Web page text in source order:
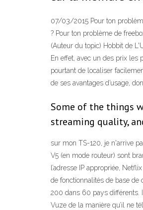
07/03/2015 Pour ton
? Pour ton problème de
(Auteur du topic) Hobbit de
En effet, avec un des prix
pourtant de localiser
de ses avantages d’usage,
Some of the things
streaming quality,
sur mon TS-120, je n'arrive
V5 (en mode routeur) sont
l’adresse IP appropriée,
de fonctionnalités de base
200 dans 60 pays différents.
Vuze de la manière qu’il ne